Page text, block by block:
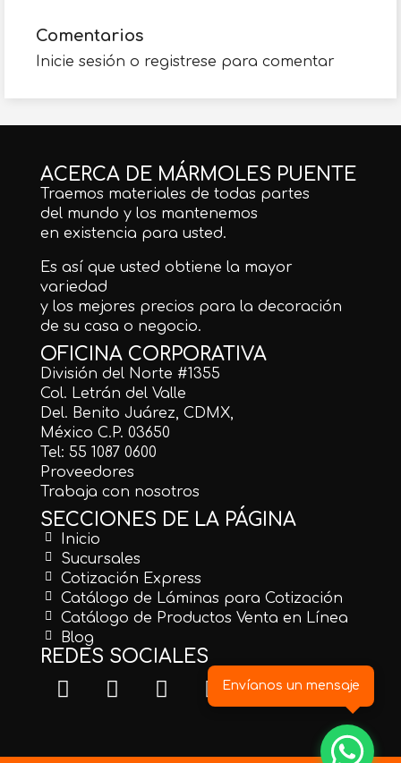
Comentarios
Inicie sesión o registrese para comentar
ACERCA DE MÁRMOLES PUENTE
Traemos materiales de todas partes
del mundo y los mantenemos
en existencia para usted.
Es así que usted obtiene la mayor
variedad
y los mejores precios para la decoración
de su casa o negocio.
OFICINA CORPORATIVA
División del Norte #1355
Col. Letrán del Valle
Del. Benito Juárez, CDMX,
México C.P. 03650
Tel: 55 1087 0600
Proveedores
Trabaja con nosotros
SECCIONES DE LA PÁGINA
Inicio
Sucursales
Cotización Express
Catálogo de Láminas para Cotización
Catálogo de Productos Venta en Línea
Blog
REDES SOCIALES
Envíanos un mensaje